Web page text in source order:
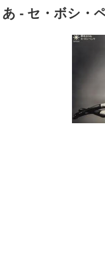
- セ・ボシ・